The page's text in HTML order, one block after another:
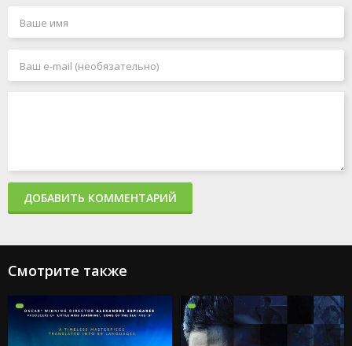
ДОБАВИТЬ КОММЕНТАРИЙ
Смотрите также